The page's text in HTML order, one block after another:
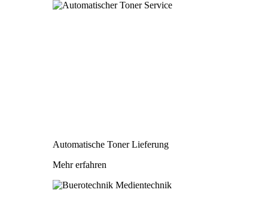
Automatische Toner Lieferung
Mehr erfahren